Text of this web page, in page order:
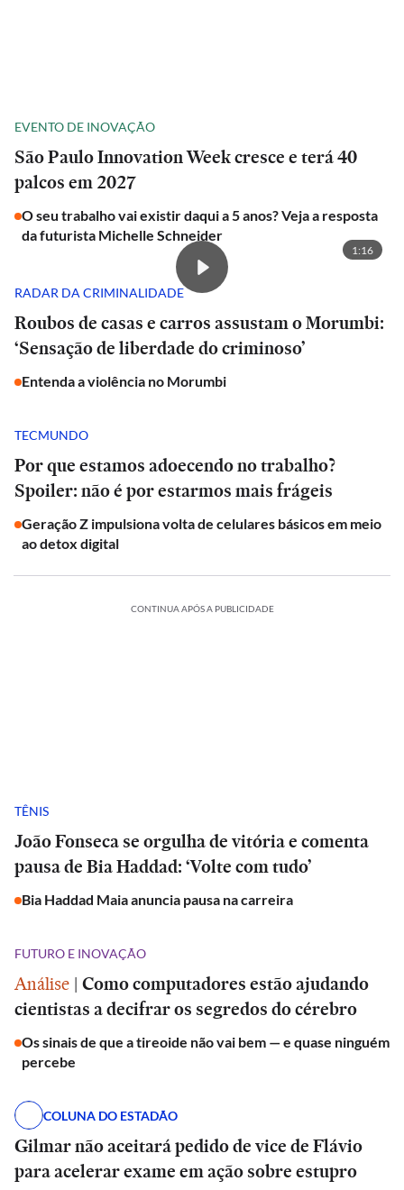
EVENTO DE INOVAÇÃO
São Paulo Innovation Week cresce e terá 40
palcos em 2027
O seu trabalho vai existir daqui a 5 anos? Veja a resposta
da futurista Michelle Schneider
1:16
RADAR DA CRIMINALIDADE
Roubos de casas e carros assustam o Morumbi:
‘Sensação de liberdade do criminoso’
Entenda a violência no Morumbi
TECMUNDO
Por que estamos adoecendo no trabalho?
Spoiler: não é por estarmos mais frágeis
Geração Z impulsiona volta de celulares básicos em meio
ao detox digital
CONTINUA APÓS A PUBLICIDADE
TÊNIS
João Fonseca se orgulha de vitória e comenta
pausa de Bia Haddad: ‘Volte com tudo’
Bia Haddad Maia anuncia pausa na carreira
FUTURO E INOVAÇÃO
Análise | Como computadores estão ajudando
cientistas a decifrar os segredos do cérebro
Os sinais de que a tireoide não vai bem — e quase ninguém
percebe
COLUNA DO ESTADÃO
Gilmar não aceitará pedido de vice de Flávio
para acelerar exame em ação sobre estupro